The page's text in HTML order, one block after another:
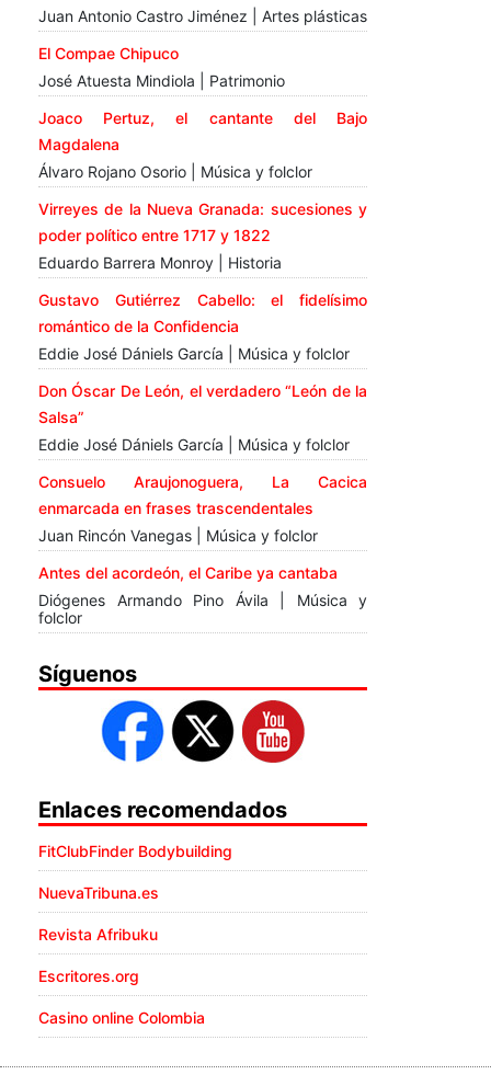
Juan Antonio Castro Jiménez | Artes plásticas
El Compae Chipuco
José Atuesta Mindiola | Patrimonio
Joaco Pertuz, el cantante del Bajo
Magdalena
Álvaro Rojano Osorio | Música y folclor
Virreyes de la Nueva Granada: sucesiones y
poder político entre 1717 y 1822
Eduardo Barrera Monroy | Historia
Gustavo Gutiérrez Cabello: el fidelísimo
romántico de la Confidencia
Eddie José Dániels García | Música y folclor
Don Óscar De León, el verdadero “León de la
Salsa”
Eddie José Dániels García | Música y folclor
Consuelo Araujonoguera, La Cacica
enmarcada en frases trascendentales
Juan Rincón Vanegas | Música y folclor
Antes del acordeón, el Caribe ya cantaba
Diógenes Armando Pino Ávila | Música y
folclor
Síguenos
Enlaces recomendados
FitClubFinder Bodybuilding
NuevaTribuna.es
Revista Afribuku
Escritores.org
Casino online Colombia